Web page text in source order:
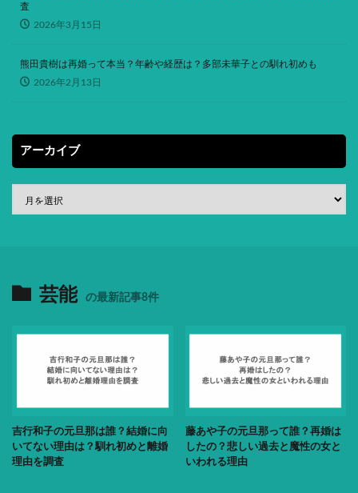
査
2026年3月15日
熊田貴樹は再婚って本当？年齢や経歴は？多部未華子との馴れ初めも
2026年2月13日
アーカイブ
芸能 の最新記事8件
吉行和子の元旦那は誰？結婚に向
いてない理由は？馴れ初めと離婚
理由を調査
藤あや子の元旦那って誰？再婚は
したの？悲しい過去と魔性の女と
いわれる理由